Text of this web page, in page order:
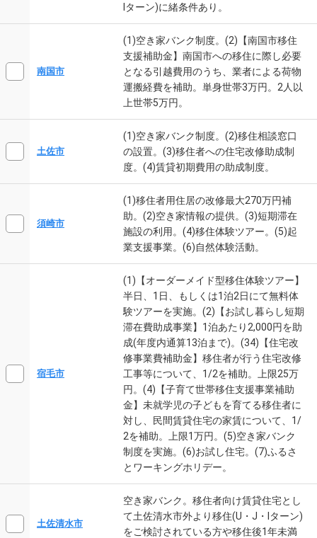
Iターン)に緒条件あり。
南国市
(1)空き家バンク制度。(2)【南国市移住
支援補助金】南国市への移住に際し必要
となる引越費用のうち、業者による荷物
運搬経費を補助。単身世帯3万円。2人以
上世帯5万円。
土佐市
(1)空き家バンク制度。(2)移住相談窓口
の設置。(3)移住者への住宅改修助成制
度。(4)賃貸初期費用の助成制度。
須崎市
(1)移住者用住居の改修最大270万円補
助。(2)空き家情報の提供。(3)短期滞在
施設の利用。(4)移住体験ツアー。(5)起
業支援事業。(6)自然体験活動。
宿毛市
(1)【オーダーメイド型移住体験ツアー】
半日、1日、もしくは1泊2日にて無料体
験ツアーを実施。(2)【お試し暮らし短期
滞在費助成事業】1泊あたり2,000円を助
成(年度内通算13泊まで)。(34)【住宅改
修事業費補助金】移住者が行う住宅改修
工事等について、1/2を補助。上限25万
円。(4)【子育て世帯移住支援事業補助
金】未就学児の子どもを育てる移住者に
対し、民間賃貸住宅の家賃について、1/
2を補助。上限1万円。(5)空き家バンク
制度を実施。(6)お試し住宅。(7)ふるさ
とワーキングホリデー。
土佐清水市
空き家バンク。移住者向け賃貸住宅とし
て土佐清水市外より移住(U・J・Iターン)
をご検討されている方や移住後1年未満